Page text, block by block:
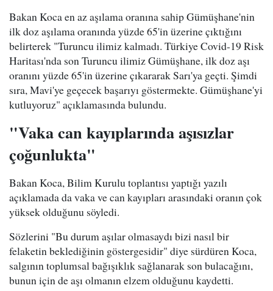
Bakan Koca en az aşılama oranına sahip Gümüşhane'nin
ilk doz aşılama oranında yüzde 65'in üzerine çıktığını
belirterek "Turuncu ilimiz kalmadı. Türkiye Covid-19 Risk
Haritası'nda son Turuncu ilimiz Gümüşhane, ilk doz aşı
oranını yüzde 65'in üzerine çıkararak Sarı'ya geçti. Şimdi
sıra, Mavi'ye geçecek başarıyı göstermekte. Gümüşhane'yi
kutluyoruz" açıklamasında bulundu.
"Vaka can kayıplarında aşısızlar
çoğunlukta"
Bakan Koca, Bilim Kurulu toplantısı yaptığı yazılı
açıklamada da vaka ve can kayıpları arasındaki oranın çok
yüksek olduğunu söyledi.
Sözlerini "Bu durum aşılar olmasaydı bizi nasıl bir
felaketin beklediğinin göstergesidir" diye sürdüren Koca,
salgının toplumsal bağışıklık sağlanarak son bulacağını,
bunun için de aşı olmanın elzem olduğunu kaydetti.